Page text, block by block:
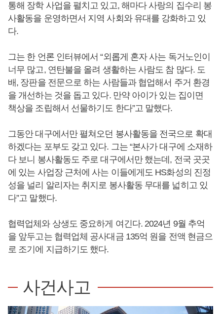
통해 장학 사업을 펼치고 있고, 해마다 사랑의 집수리 봉
사활동을 운영하면서 지역 사회와 유대를 강화하고 있
다.
그는 한 언론 인터뷰에서 “외롭게 혼자 사는 독거노인이
너무 많고, 연탄불을 올려 생활하는 사람도 참 많다. 도
배, 장판을 전문으로 하는 사람들과 협업해서 주거 환경
을 개선하는 것을 돕고 있다. 만약 아이가 있는 집이면
책상을 조립해서 선물하기도 한다”고 말했다.
그동안 대구에서만 펼쳐오던 봉사활동을 전국으로 확대
하겠다는 포부도 갖고 있다. 그는 “본사가 대구에 소재하
다 보니 봉사활동도 주로 대구에서만 했는데, 전국 곳곳
에 있는 사업장 근처에 사는 이들에게도 HS화성의 진정
성을 널리 알리자는 취지로 봉사활동 무대를 넓히고 있
다”고 말했다.
협력업체와 상생도 중요하게 여긴다. 2024년 9월 추억
을 앞두고는 협력업체 공사대금 135억 원을 전액 현금으
로 조기에 지급하기도 했다.
사건사고